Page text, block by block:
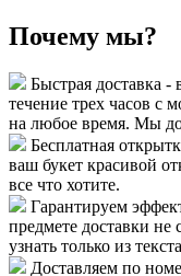
Почему мы?
Быстрая доставка -
течение трех часов с
на любое время. Мы
Бесплатная
ваш букет красивой
все что хотите.
Гарантируем
предмете доставки не
узнать только из
Доставляем по